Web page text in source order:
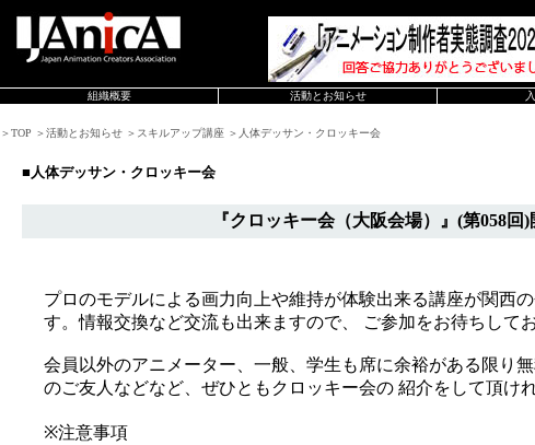
組織概要 活動とお知らせ
＞TOP ＞活動とお知らせ ＞スキルアップ講座 ＞人体デッサン・クロッキー会
■人体デッサン・クロッキー会
『クロッキー会（大阪会場）』(第058回
プロのモデルによる画力向上や維持が体験出来る講座が関西
す。情報交換など交流も出来ますので、 ご参加をお待ちしてお
会員以外のアニメーター、一般、学生も席に余裕がある限り
のご友人などなど、ぜひともクロッキー会の 紹介をして頂け
※注意事項